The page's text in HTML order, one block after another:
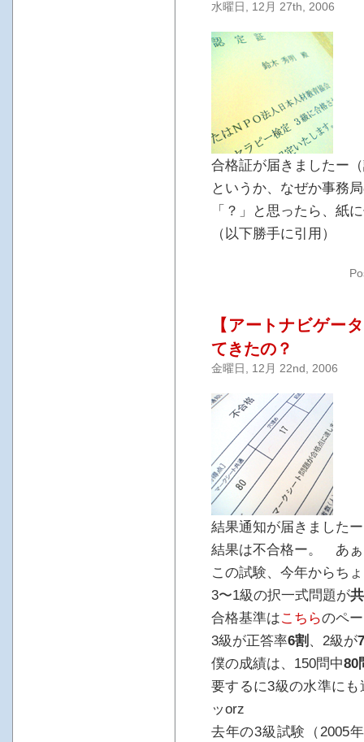
水曜日, 12月 27th, 2006
合格証が届きましたー
というか、なぜか事務
「？」と思ったら、紙
（以下勝手に引用）
【アートナビゲー
てきたの？
金曜日, 12月 22nd, 2006
結果通知が届きました
結果は不合格ー。 あ
この試験、今年からち
3〜1級の択一式問題が
合格基準はこちらのペ
3級が正答率6割 、2級が
僕の成績は、150問中80
要するに3級の水準に
ッorz
去年の3級試験（2005